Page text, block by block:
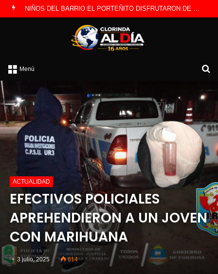
Menú
ACTUALIDAD
EFECTIVOS POLICIALES
APREHENDIERON A UN JOVEN
CON MARIHUANA
3 julio, 2025 614